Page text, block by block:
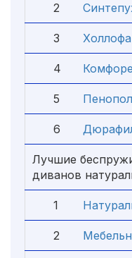
2
3
4
5
6
Лучшие
диванов
1
2